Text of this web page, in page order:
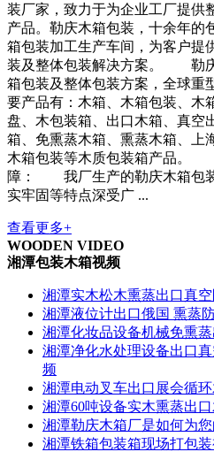
装厂家，致力于为企业工厂提供
产品。勒庆木箱包装，十余年的
箱包装加工生产车间，为客户提
装及整体包装解决方案。 勒庆
箱包装及整体包装方案，全球重
要产品有：木箱、木箱包装、木
盘、木包装箱、出口木箱、真空
箱、免熏蒸木箱、熏蒸木箱、上
木箱包装等木质包装箱产品
障： 我厂生产的勒庆木箱包
实牢固等特点深受广 ...
查看更多+
WOODEN VIDEO
湘潭包装木箱视频
湘潭实木松木熏蒸出口真
湘潭液位计出口俄国 熏蒸
湘潭化妆品设备机械免熏
湘潭净化水处理设备出口
频
湘潭电动叉车出口展会循
湘潭60吨设备实木熏蒸出
湘潭勒庆木箱厂是如何为
湘潭铁箱包装箱现场打包